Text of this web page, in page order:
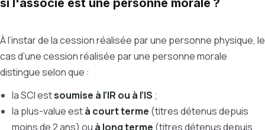
si l'associé est une personne morale ?
À l’instar de la cession réalisée par une personne physique, le
cas d’une cession réalisée par une personne morale
distingue selon que :
la SCI estsoumise à l’IR ou à l’IS ;
la plus-value està court terme (titres détenus depuis
moins de 2 ans) ou à long terme (titres détenus depuis